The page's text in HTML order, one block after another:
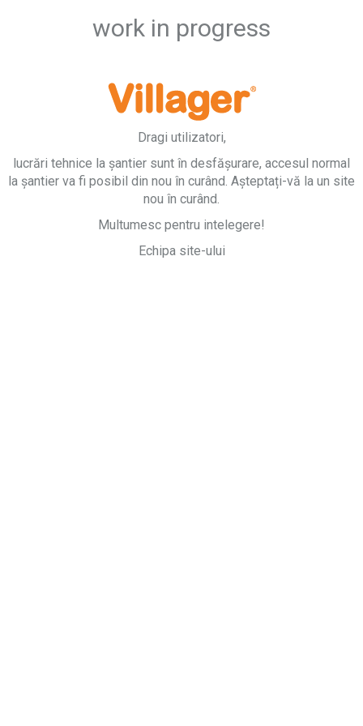
work in progress
Dragi utilizatori,
lucrări tehnice la șantier sunt în desfășurare, accesul normal
la șantier va fi posibil din nou în curând. Așteptați-vă la un site
nou în curând.
Multumesc pentru intelegere!
Echipa site-ului